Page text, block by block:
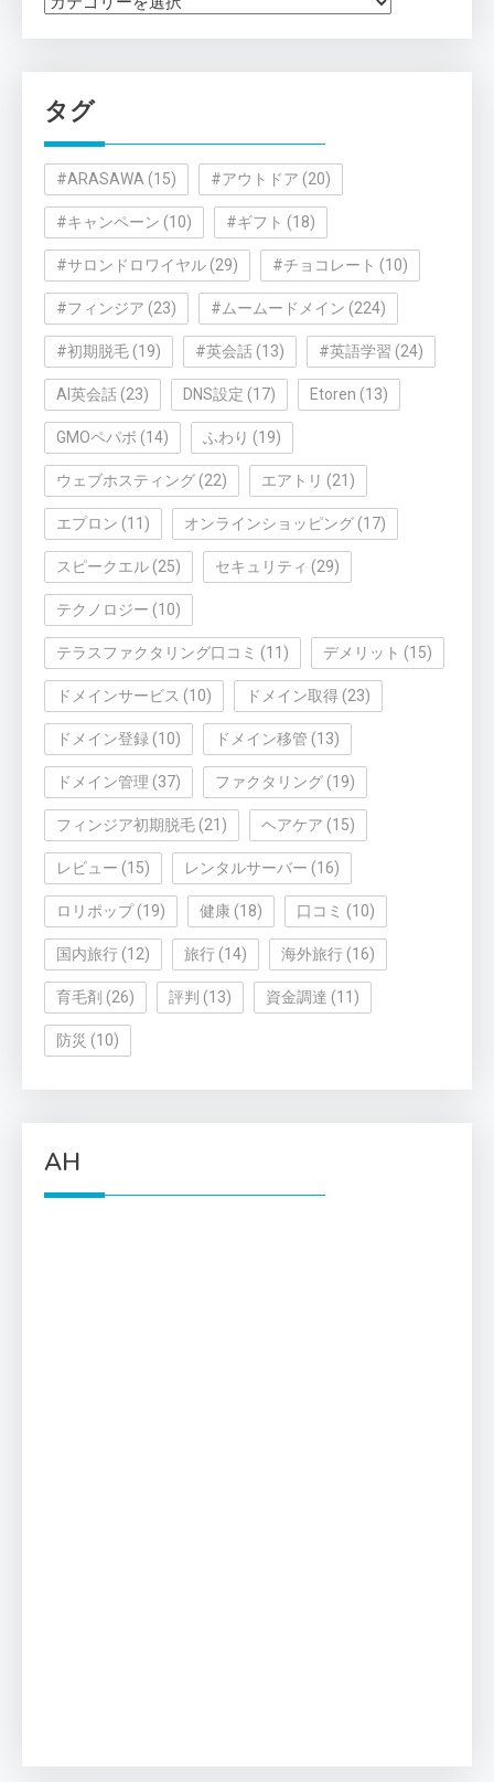
ー
タグ
#ARASAWA (15) #アウトドア (20)
#キャンペーン (10) #ギフト (18)
#サロンドロワイヤル (29) #チョコレート (10)
#フィンジア (23) #ムームードメイン (224)
#初期脱毛 (19) #英会話 (13) #英語学習 (24)
AI英会話 (23) DNS設定 (17) Etoren (13)
GMOペパボ (14) ふわり (19)
ウェブホスティング (22) エアトリ (21)
エプロン (11) オンラインショッピング (17)
スピークエル (25) セキュリティ (29)
テクノロジー (10)
テラスファクタリング口コミ (11) デメリット (15)
ドメインサービス (10) ドメイン取得 (23)
ドメイン登録 (10) ドメイン移管 (13)
ドメイン管理 (37) ファクタリング (19)
フィンジア初期脱毛 (21) ヘアケア (15)
レビュー (15) レンタルサーバー (16)
ロリポップ(19) 健康 (18) 口コミ (10)
国内旅行 (12) 旅行 (14) 海外旅行 (16)
育毛剤 (26) 評判 (13) 資金調達 (11)
防災 (10)
AH